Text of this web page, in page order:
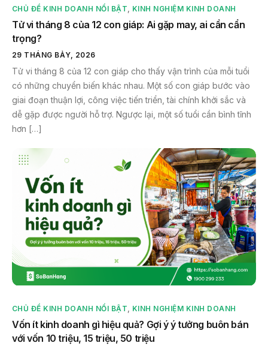
CHỦ ĐỀ KINH DOANH NỔI BẬT, KINH NGHIỆM KINH DOANH
Tử vi tháng 8 của 12 con giáp: Ai gặp may, ai cần cẩn
trọng?
29 THÁNG BẢY, 2026
Tử vi tháng 8 của 12 con giáp cho thấy vận trình của mỗi tuổi
có những chuyển biến khác nhau. Một số con giáp bước vào
giai đoạn thuận lợi, công việc tiến triển, tài chính khởi sắc và
dễ gặp được người hỗ trợ. Ngược lại, một số tuổi cần bình tĩnh
hơn […]
CHỦ ĐỀ KINH DOANH NỔI BẬT KINH NGHIỆM KINH DOANH
Vốn ít kinh doanh gì hiệu quả? Gợi ý ý tưởng buôn bán
với vốn 10 triệu, 15 triệu, 50 triệu